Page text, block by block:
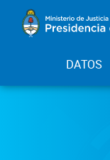
DATOS